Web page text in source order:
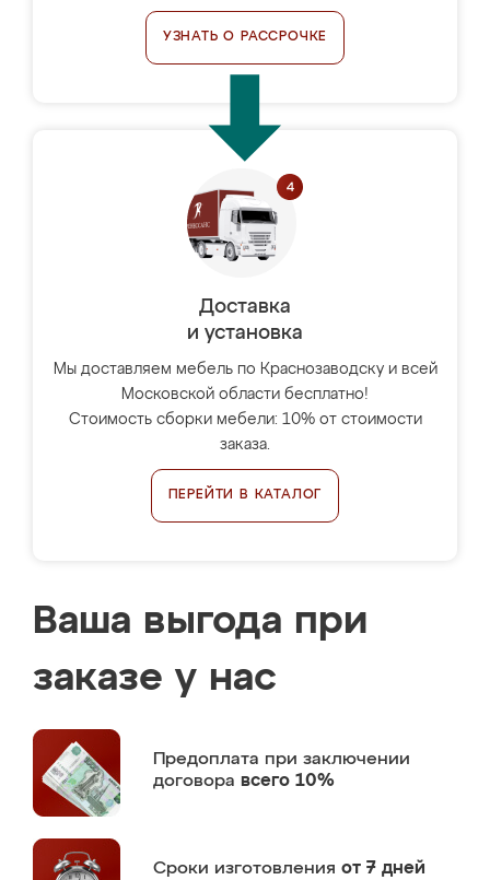
УЗНАТЬ О РАССРОЧКЕ
Доставка
и установка
Мы доставляем мебель по Краснозаводску и всей
Московской области бесплатно!
Стоимость сборки мебели: 10% от стоимости
заказа.
ПЕРЕЙТИ В КАТАЛОГ
Ваша выгода при
заказе у нас
Предоплата при заключении
договора всего 10%
Сроки изготовления от 7 дней